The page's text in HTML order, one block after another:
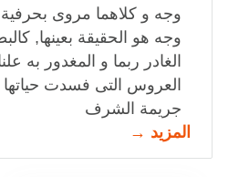
وجه و كلاهما مروى
وجه هو الحقيقة بعينها,
الغادر ربما و المغدور به
العروس التى فسدت
جريمة الشرف
المزيد →